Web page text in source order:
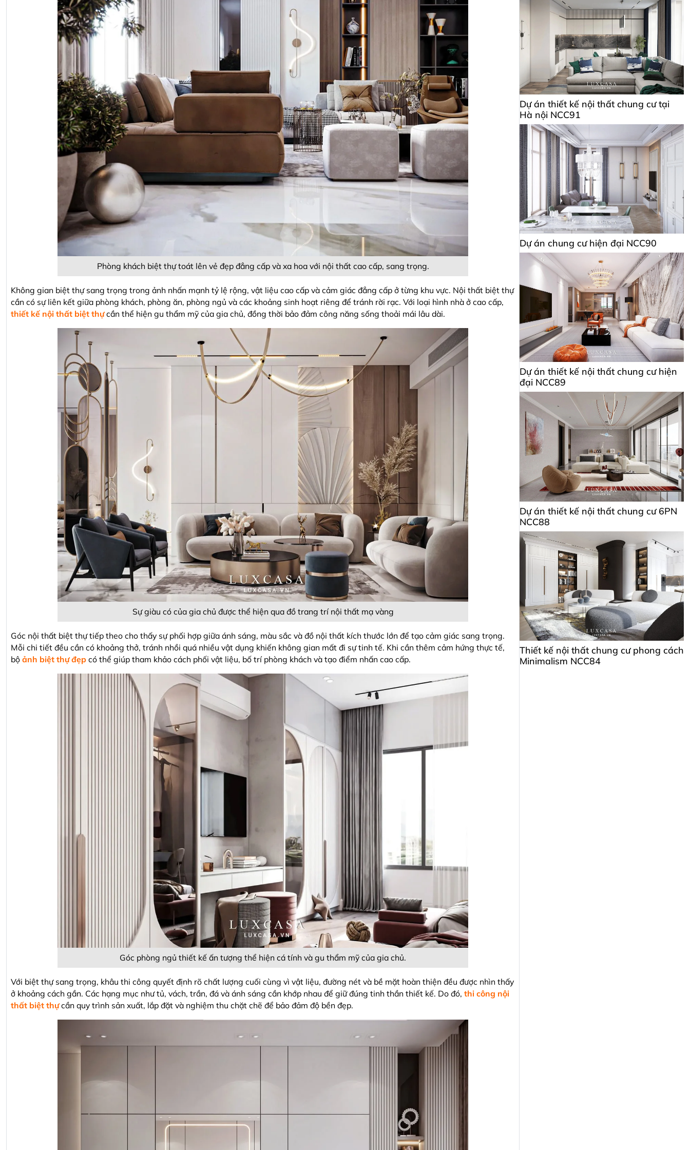
Phòng khách biệt thự toát lên vẻ đẹp đẳng cấp và xa hoa với nội thất cao cấp, sang trọng.
Không gian biệt thự sang trọng trong ảnh nhấn mạnh tỷ lệ rộng, vật liệu cao cấp và cảm giác đẳng cấp ở từng khu vực. Nội thất biệt thự
cần có sự liên kết giữa phòng khách, phòng ăn, phòng ngủ và các khoảng sinh hoạt riêng để tránh rời rạc. Với loại hình nhà ở cao cấp,
thiết kế nội thất biệt thựcần thể hiện gu thẩm mỹ của gia chủ, đồng thời bảo đảm công năng sống thoải mái lâu dài.
Sự giàu có của gia chủ được thể hiện qua đồ trang trí nội thất mạ vàng
Góc nội thất biệt thự tiếp theo cho thấy sự phối hợp giữa ánh sáng, màu sắc và đồ nội thất kích thước lớn để tạo cảm giác sang trọng.
Mỗi chi tiết đều cần có khoảng thở, tránh nhồi quá nhiều vật dụng khiến không gian mất đi sự tinh tế. Khi cần thêm cảm hứng thực tế,
bộ ảnh biệt thự đẹp có thể giúp tham khảo cách phối vật liệu, bố trí phòng khách và tạo điểm nhấn cao cấp.
Góc phòng ngủ thiết kế ấn tượng thể hiện cá tính và gu thẩm mỹ của gia chủ.
Với biệt thự sang trọng, khâu thi công quyết định rõ chất lượng cuối cùng vì vật liệu, đường nét và bề mặt hoàn thiện đều được nhìn thấy
ở khoảng cách gần. Các hạng mục như tủ, vách, trần, đá và ánh sáng cần khớp nhau để giữ đúng tinh thần thiết kế. Do đó, thi công nội
thất biệt thựcần quy trình sản xuất, lắp đặt và nghiệm thu chặt chẽ để bảo đảm độ bền đẹp.
Dự án thiết kế nội thất chung cư tại
Hà nội NCC91
Dự án chung cư hiện đại NCC90
Dự án thiết kế nội thất chung cư hiện
đại NCC89
Dự án thiết kế nội thất chung cư 6PN
NCC88
Thiết kế nội thất chung cư phong cách
Minimalism NCC84